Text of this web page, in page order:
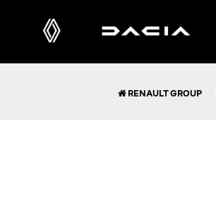
RENAULT GROUP